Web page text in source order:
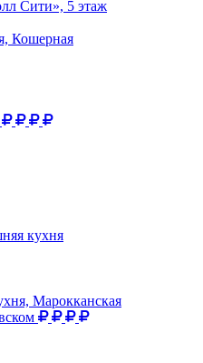
Сити», 5 этаж
Кошерная
кухня
Марокканская